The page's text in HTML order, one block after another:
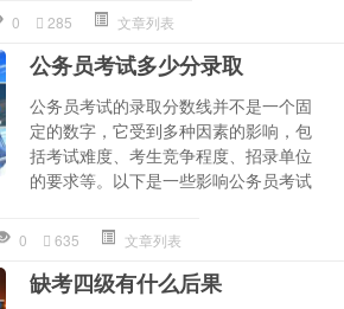
0 285 文章列表
公务员考试多少分录取
公务员考试的录取分数线并不是一个固
定的数字，它受到多种因素的影响，包
括考试难度、考生竞争程度、招录单位
的要求等。以下是一些影响公务员考试
0 635 文章列表
缺考四级有什么后果